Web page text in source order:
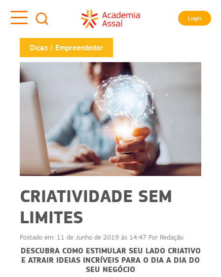
Login
Dicas Empreendedor
CRIATIVIDADE SEM
LIMITES
Postado em: 11 de Junho de 2019 às 14:47 Por Redação
DESCUBRA COMO ESTIMULAR SEU LADO CRIATIVO
E ATRAIR IDEIAS INCRÍVEIS PARA O DIA A DIA DO
SEU NEGÓCIO